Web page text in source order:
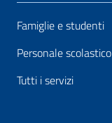
Famiglie e studenti
Personale scolastico
Tutti i servizi